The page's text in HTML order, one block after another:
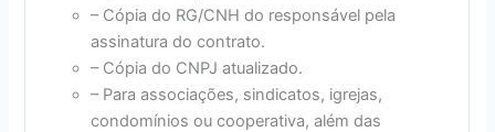
– Cópia do RG/CNH do responsável pela
assinatura do contrato.
– Cópia do CNPJ atualizado.
– Para associações, sindicatos, igrejas,
condomínios ou cooperativa, além das